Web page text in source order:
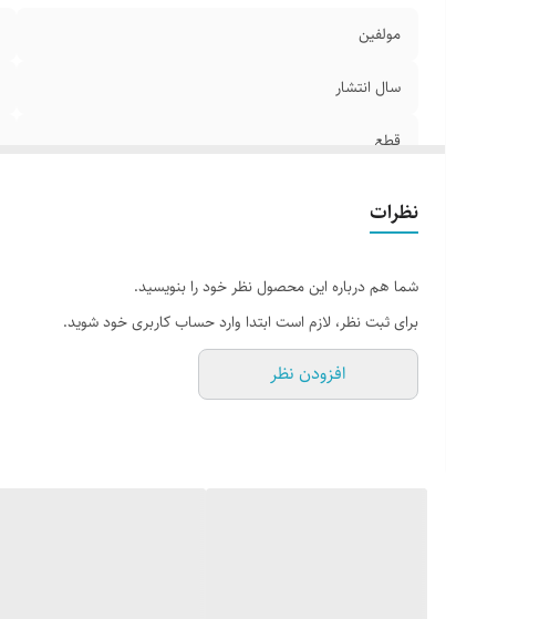
مولفین
سال انتشار
قطع
نظرات
شما هم درباره این محصول نظر خود را بنویسید.
برای ثبت نظر، لازم است ابتدا وارد حساب کاربری خود شوید.
افزودن نظر